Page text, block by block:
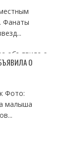
Фанаты
О
Фото:
малыша